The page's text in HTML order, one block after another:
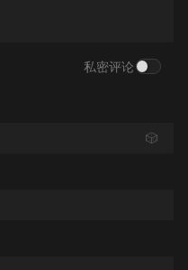
私密评论
🎲